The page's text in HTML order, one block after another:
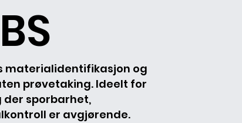
materialidentifikasjon og
prøvetaking. Ideelt for
der sporbarhet,
er avgjørende.